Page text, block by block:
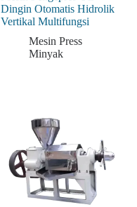
Dingin Otomatis Hidrolik
Vertikal Multifungsi
Mesin Press
Minyak